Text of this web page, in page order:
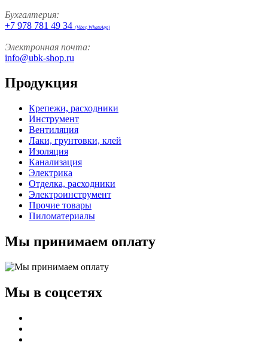
Бухгалтерия:
+7 978 781 49 34 (Viber, WhatsApp)
Электронная почта:
info@ubk-shop.ru
Продукция
Крепежи, расходники
Инструмент
Вентиляция
Лаки, грунтовки, клей
Изоляция
Канализация
Электрика
Отделка, расходники
Электроинструмент
Прочие товары
Пиломатериалы
Мы принимаем оплату
Мы в соцсетях